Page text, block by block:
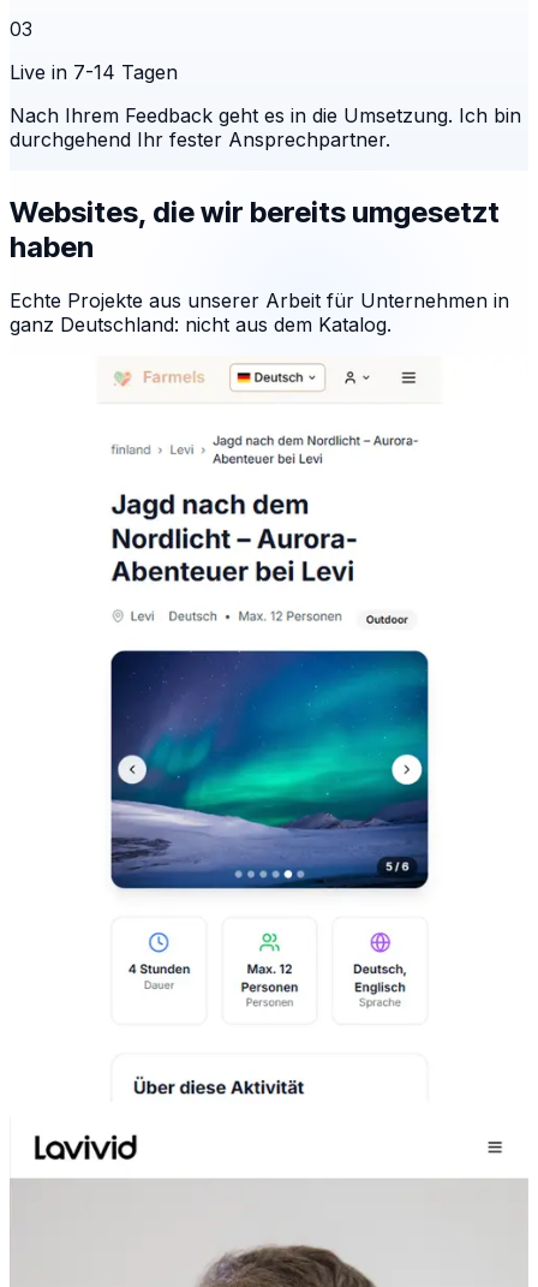
03
Live in 7-14 Tagen
Nach Ihrem Feedback geht es in die Umsetzung. Ich bin
durchgehend Ihr fester Ansprechpartner.
Websites, die wir bereits umgesetzt
haben
Echte Projekte aus unserer Arbeit für Unternehmen in
ganz Deutschland: nicht aus dem Katalog.